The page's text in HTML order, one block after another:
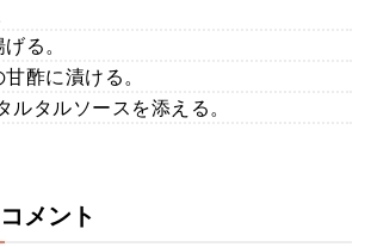
る。
酢に漬ける。
ルタルソースを添える。
メント